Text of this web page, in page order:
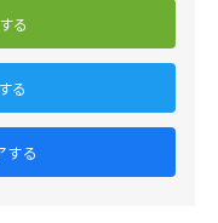
る
る
する